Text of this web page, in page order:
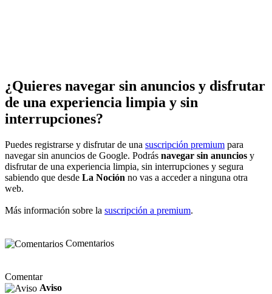
¿Quieres navegar sin anuncios y disfrutar
de una experiencia limpia y sin
interrupciones?
Puedes registrarse y disfrutar de una suscripción premium para
navegar sin anuncios de Google. Podrás navegar sin anuncios y
disfrutar de una experiencia limpia, sin interrupciones y segura
sabiendo que desde La Noción no vas a acceder a ninguna otra
web.
Más información sobre la suscripción a premium.
Comentarios
Comentar
Aviso